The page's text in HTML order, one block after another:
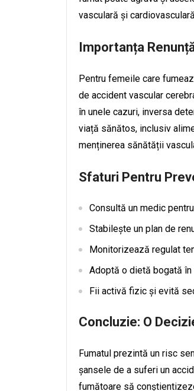
vasculară și
Importanța
Pentru femeile care
de accident vascular
în unele cazuri, inversa
viață sănătos, inclusiv
menținerea sănătății
Sfaturi Pentru
Consultă un medic
Stabilește un plan de
Monitorizează regulat
Adoptă o dietă bogată
Fii activă fizic și evită
Concluzie: O
Fumatul prezintă un risc
șansele de a suferi un
fumătoare să